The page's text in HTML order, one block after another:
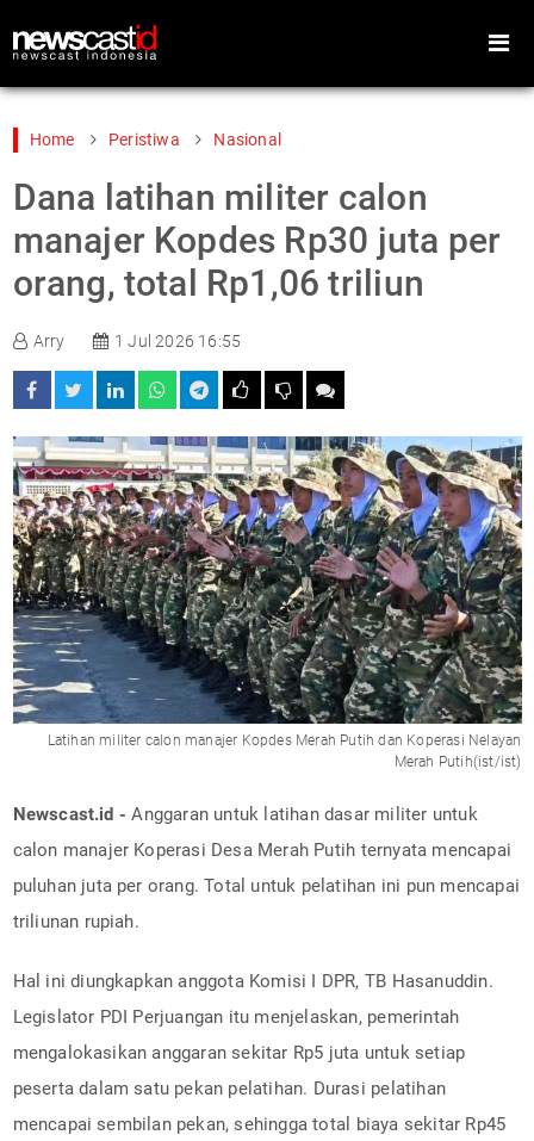
Home
Peristiwa
Gaya Hidup
Teknologi
Games
Sports
Video
Foto
Home Peristiwa Nasional
Dana latihan militer calon
manajer Kopdes Rp30 juta per
orang, total Rp1,06 triliun
Arry 1 Jul 2026 16:55
Latihan militer calon manajer Kopdes Merah Putih dan Koperasi Nelayan
Merah Putih(ist/ist)
Newscast.id - Anggaran untuk latihan dasar militer untuk
calon manajer Koperasi Desa Merah Putih ternyata mencapai
puluhan juta per orang. Total untuk pelatihan ini pun mencapai
triliunan rupiah.
Hal ini diungkapkan anggota Komisi I DPR, TB Hasanuddin.
Legislator PDI Perjuangan itu menjelaskan, pemerintah
mengalokasikan anggaran sekitar Rp5 juta untuk setiap
peserta dalam satu pekan pelatihan. Durasi pelatihan
mencapai sembilan pekan, sehingga total biaya sekitar Rp45